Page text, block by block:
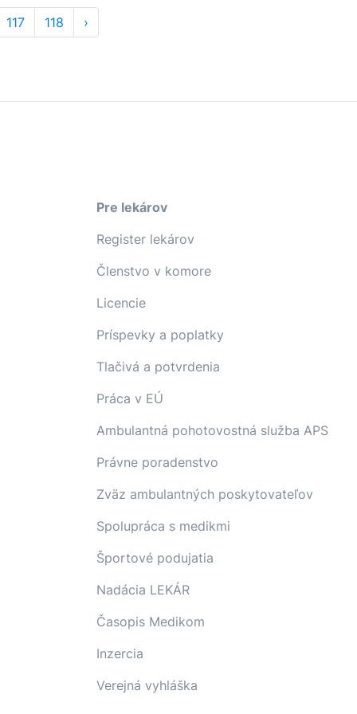
117 118 ›
Pre lekárov
Register lekárov
Členstvo v komore
Licencie
Príspevky a poplatky
Tlačivá a potvrdenia
Práca v EÚ
Ambulantná pohotovostná služba APS
Právne poradenstvo
Zväz ambulantných poskytovateľov
Spolupráca s medikmi
Športové podujatia
Nadácia LEKÁR
Časopis Medikom
Inzercia
Verejná vyhláška